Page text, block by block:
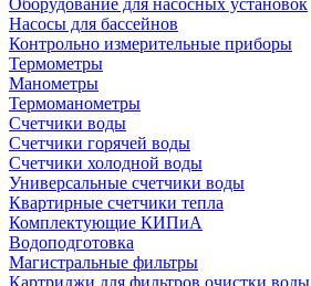
Оборудование для насосных установок
Насосы для бассейнов
Контрольно измерительные приборы
Термометры
Манометры
Термоманометры
Счетчики воды
Счетчики горячей воды
Счетчики холодной воды
Универсальные счетчики воды
Квартирные счетчики тепла
Комплектующие КИПиА
Водоподготовка
Магистральные фильтры
Картриджи для фильтров очистки воды